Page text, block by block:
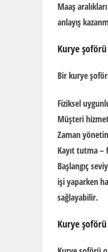
Maaş
anlayış
Kurye
Bir kurye
Fiziksel
Müşteri
Zaman
Kayıt tutma –
Başlangıç
işi yaparken
sağlayabilir.
Kurye